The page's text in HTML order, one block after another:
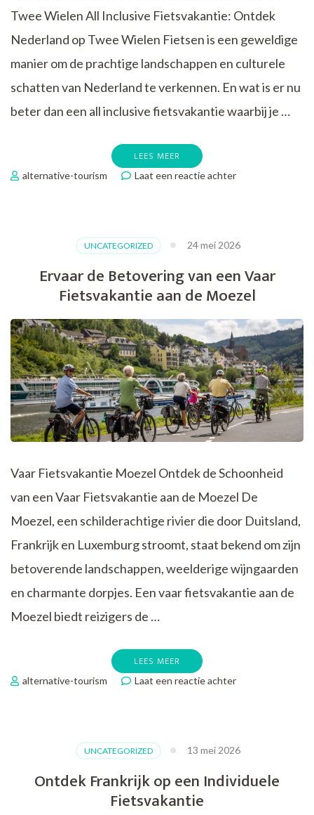
Twee Wielen All Inclusive Fietsvakantie: Ontdek
Nederland op Twee Wielen Fietsen is een geweldige
manier om de prachtige landschappen en culturele
schatten van Nederland te verkennen. En wat is er nu
beter dan een all inclusive fietsvakantie waarbij je …
LEES MEER
alternative-tourism Laat een reactie achterop
Inclusive
Ervaring
in
UNCATEGORIZED 24 mei 2026
Ervaar de Betovering van een Vaar
Fietsvakantie aan de Moezel
Vaar Fietsvakantie Moezel Ontdek de Schoonheid
van een Vaar Fietsvakantie aan de Moezel De
Moezel, een schilderachtige rivier die door Duitsland,
Frankrijk en Luxemburg stroomt, staat bekend om zijn
betoverende landschappen, weelderige wijngaarden
en charmante dorpjes. Een vaar fietsvakantie aan de
Moezel biedt reizigers de …
LEES MEER
alternative-tourism Laat een reactie achterop
een
Fietsvakantie
UNCATEGORIZED 13 mei 2026
Ontdek Frankrijk op een Individuele
Fietsvakantie